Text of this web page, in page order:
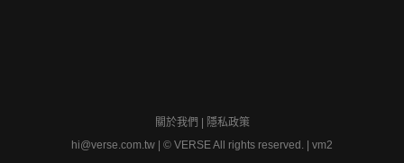
關於我們
隱私政策
hi@verse.com.tw
© VERSE All rights reserved. | vm2